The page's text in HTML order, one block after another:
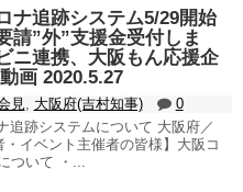
ナ追跡システム5/29開始
請”外”支援金受付しま
ニ連携、大阪もん応援企
画 2020.5.27
見, 大阪府(吉村知事)
0
追跡システムについて 大阪府／
・イベント主催者の皆様】大阪コ
ついて ・...